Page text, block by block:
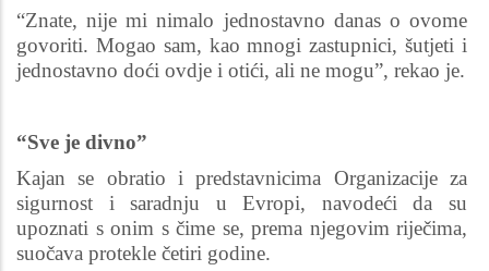
“Znate, nije mi nimalo jednostavno danas o ovome
govoriti. Mogao sam, kao mnogi zastupnici, šutjeti i
jednostavno doći ovdje i otići, ali ne mogu”, rekao je.
“Sve je divno”
Kajan se obratio i predstavnicima Organizacije za
sigurnost i saradnju u Evropi, navodeći da su
upoznati s onim s čime se, prema njegovim riječima,
suočava protekle četiri godine.